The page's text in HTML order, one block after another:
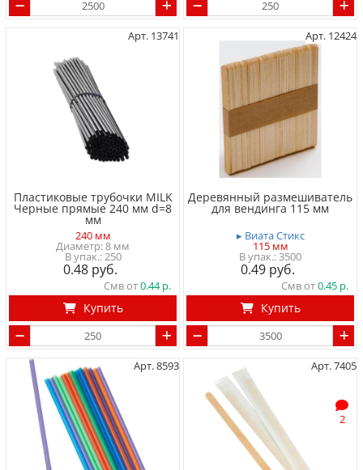
Арт. 13741
Пластиковые трубочки MILK
Черные прямые 240 мм d=8
мм
240 мм
Диаметр: 8 мм
250
0.48
Смв от0.44
Купить
Арт. 12424
Деревянный размешиватель
для вендинга 115 мм
▸ Виата Стикс
115 мм
3500
0.49
Смв от0.45
Купить
Арт. 8593 Арт. 7405
2